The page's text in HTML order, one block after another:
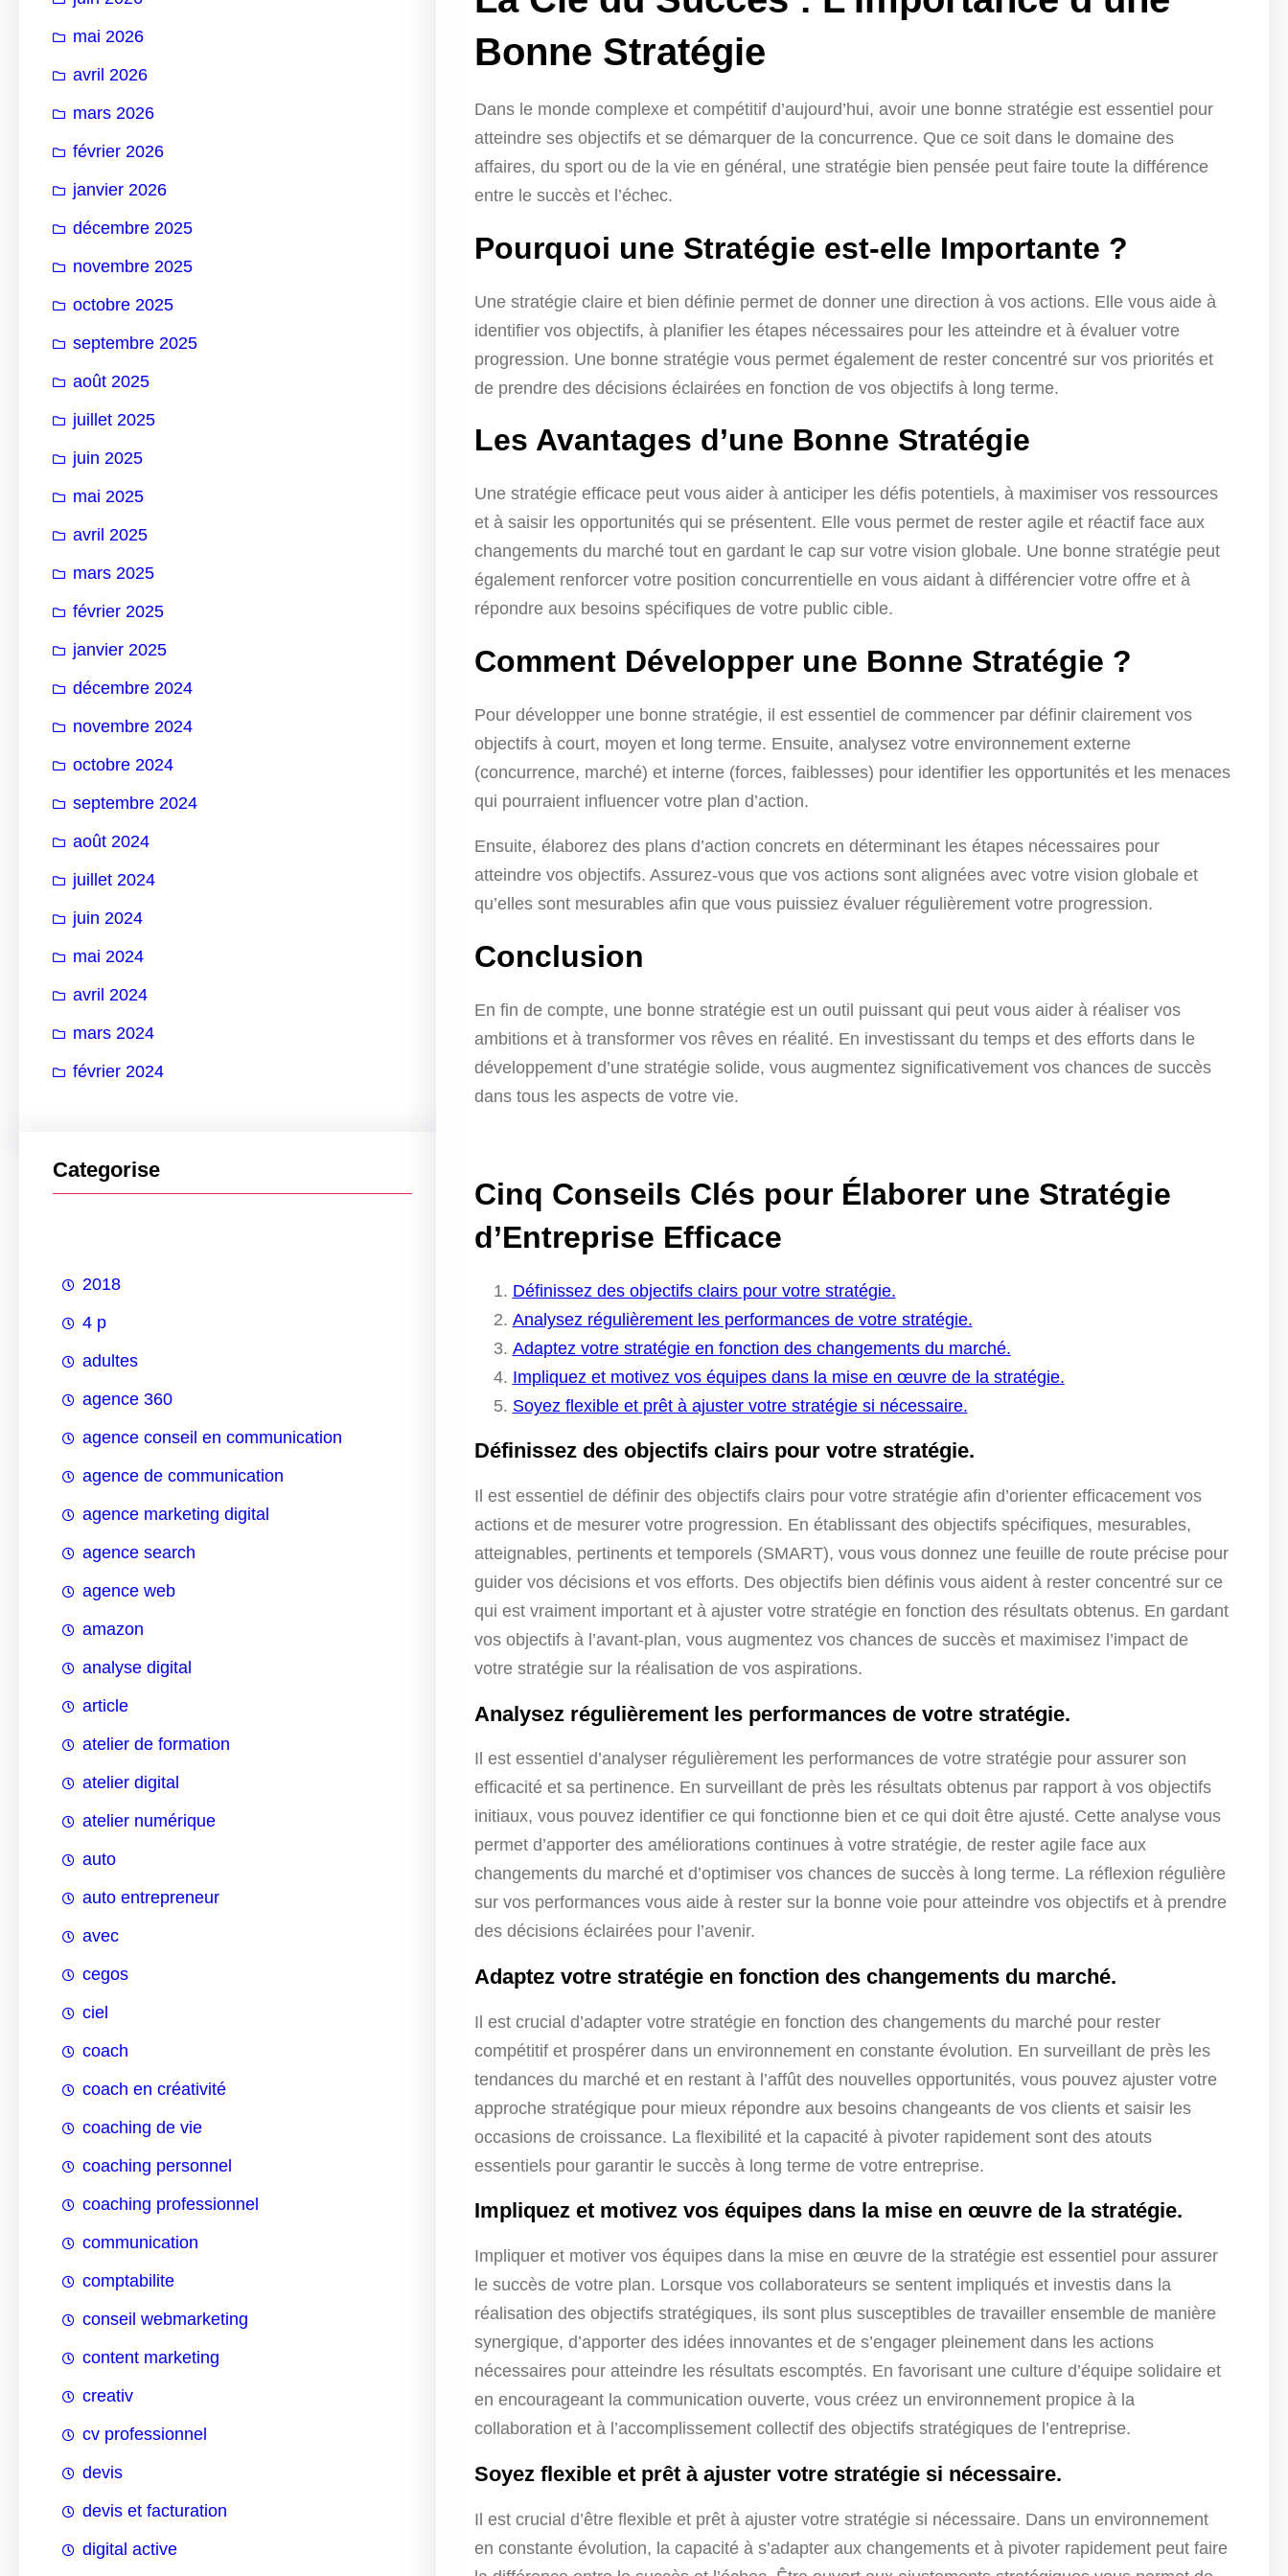
mai 2026
avril 2026
mars 2026
février 2026
janvier 2026
décembre 2025
novembre 2025
octobre 2025
septembre 2025
août 2025
juillet 2025
juin 2025
mai 2025
avril 2025
mars 2025
février 2025
janvier 2025
décembre 2024
novembre 2024
octobre 2024
septembre 2024
août 2024
juillet 2024
juin 2024
mai 2024
avril 2024
mars 2024
février 2024
Categorise
2018
4 p
adultes
agence 360
agence conseil en communication
agence de communication
agence marketing digital
agence search
agence web
amazon
analyse digital
article
atelier de formation
atelier digital
atelier numérique
auto
auto entrepreneur
avec
cegos
ciel
coach
coach en créativité
coaching de vie
coaching personnel
coaching professionnel
communication
comptabilite
conseil webmarketing
content marketing
creativ
cv professionnel
devis
devis et facturation
digital active
Bonne Stratégie
Dans le monde complexe et compétitif d’aujourd’hui, avoir une bonne stratégie est essentiel pour
atteindre ses objectifs et se démarquer de la concurrence. Que ce soit dans le domaine des
affaires, du sport ou de la vie en général, une stratégie bien pensée peut faire toute la différence
entre le succès et l’échec.
Pourquoi une Stratégie est-elle Importante ?
Une stratégie claire et bien définie permet de donner une direction à vos actions. Elle vous aide à
identifier vos objectifs, à planifier les étapes nécessaires pour les atteindre et à évaluer votre
progression. Une bonne stratégie vous permet également de rester concentré sur vos priorités et
de prendre des décisions éclairées en fonction de vos objectifs à long terme.
Les Avantages d’une Bonne Stratégie
Une stratégie efficace peut vous aider à anticiper les défis potentiels, à maximiser vos ressources
et à saisir les opportunités qui se présentent. Elle vous permet de rester agile et réactif face aux
changements du marché tout en gardant le cap sur votre vision globale. Une bonne stratégie peut
également renforcer votre position concurrentielle en vous aidant à différencier votre offre et à
répondre aux besoins spécifiques de votre public cible.
Comment Développer une Bonne Stratégie ?
Pour développer une bonne stratégie, il est essentiel de commencer par définir clairement vos
objectifs à court, moyen et long terme. Ensuite, analysez votre environnement externe
(concurrence, marché) et interne (forces, faiblesses) pour identifier les opportunités et les menaces
qui pourraient influencer votre plan d’action.
Ensuite, élaborez des plans d’action concrets en déterminant les étapes nécessaires pour
atteindre vos objectifs. Assurez-vous que vos actions sont alignées avec votre vision globale et
qu’elles sont mesurables afin que vous puissiez évaluer régulièrement votre progression.
Conclusion
En fin de compte, une bonne stratégie est un outil puissant qui peut vous aider à réaliser vos
ambitions et à transformer vos rêves en réalité. En investissant du temps et des efforts dans le
développement d’une stratégie solide, vous augmentez significativement vos chances de succès
dans tous les aspects de votre vie.
Cinq Conseils Clés pour Élaborer une Stratégie
d’Entreprise Efficace
Définissez des objectifs clairs pour votre stratégie.
Analysez régulièrement les performances de votre stratégie.
Adaptez votre stratégie en fonction des changements du marché.
Impliquez et motivez vos équipes dans la mise en œuvre de la stratégie.
Soyez flexible et prêt à ajuster votre stratégie si nécessaire.
Définissez des objectifs clairs pour votre stratégie.
Il est essentiel de définir des objectifs clairs pour votre stratégie afin d’orienter efficacement vos
actions et de mesurer votre progression. En établissant des objectifs spécifiques, mesurables,
atteignables, pertinents et temporels (SMART), vous vous donnez une feuille de route précise pour
guider vos décisions et vos efforts. Des objectifs bien définis vous aident à rester concentré sur ce
qui est vraiment important et à ajuster votre stratégie en fonction des résultats obtenus. En gardant
vos objectifs à l’avant-plan, vous augmentez vos chances de succès et maximisez l’impact de
votre stratégie sur la réalisation de vos aspirations.
Analysez régulièrement les performances de votre stratégie.
Il est essentiel d’analyser régulièrement les performances de votre stratégie pour assurer son
efficacité et sa pertinence. En surveillant de près les résultats obtenus par rapport à vos objectifs
initiaux, vous pouvez identifier ce qui fonctionne bien et ce qui doit être ajusté. Cette analyse vous
permet d’apporter des améliorations continues à votre stratégie, de rester agile face aux
changements du marché et d’optimiser vos chances de succès à long terme. La réflexion régulière
sur vos performances vous aide à rester sur la bonne voie pour atteindre vos objectifs et à prendre
des décisions éclairées pour l’avenir.
Adaptez votre stratégie en fonction des changements du marché.
Il est crucial d’adapter votre stratégie en fonction des changements du marché pour rester
compétitif et prospérer dans un environnement en constante évolution. En surveillant de près les
tendances du marché et en restant à l’affût des nouvelles opportunités, vous pouvez ajuster votre
approche stratégique pour mieux répondre aux besoins changeants de vos clients et saisir les
occasions de croissance. La flexibilité et la capacité à pivoter rapidement sont des atouts
essentiels pour garantir le succès à long terme de votre entreprise.
Impliquez et motivez vos équipes dans la mise en œuvre de la stratégie.
Impliquer et motiver vos équipes dans la mise en œuvre de la stratégie est essentiel pour assurer
le succès de votre plan. Lorsque vos collaborateurs se sentent impliqués et investis dans la
réalisation des objectifs stratégiques, ils sont plus susceptibles de travailler ensemble de manière
synergique, d’apporter des idées innovantes et de s’engager pleinement dans les actions
nécessaires pour atteindre les résultats escomptés. En favorisant une culture d’équipe solidaire et
en encourageant la communication ouverte, vous créez un environnement propice à la
collaboration et à l’accomplissement collectif des objectifs stratégiques de l’entreprise.
Soyez flexible et prêt à ajuster votre stratégie si nécessaire.
Il est crucial d’être flexible et prêt à ajuster votre stratégie si nécessaire. Dans un environnement
en constante évolution, la capacité à s’adapter aux changements et à pivoter rapidement peut faire